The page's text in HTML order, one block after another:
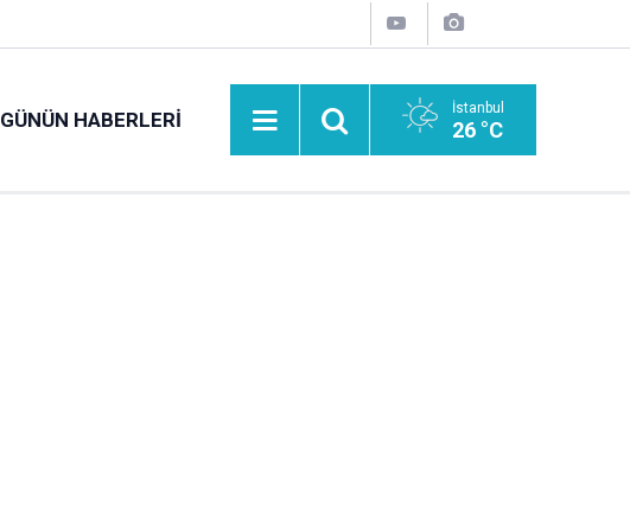
GÜNÜN HABERLERI İstanbul
26 °C